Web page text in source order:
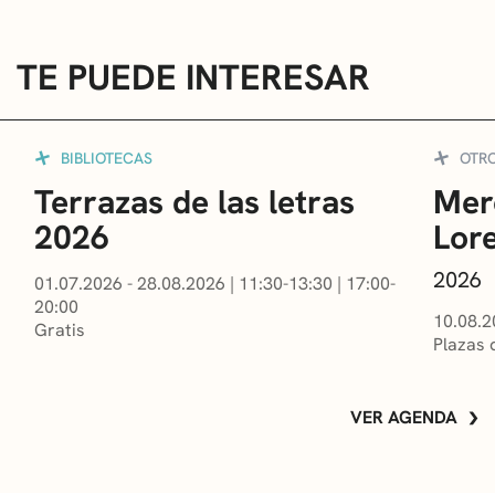
TE PUEDE INTERESAR
BIBLIOTECAS
Terrazas de las letras
2026
01.07.2026 - 28.08.2026 | 11:30-13:30 | 17:00-
20:00
Gratis
2026
Plazas
VER AGENDA